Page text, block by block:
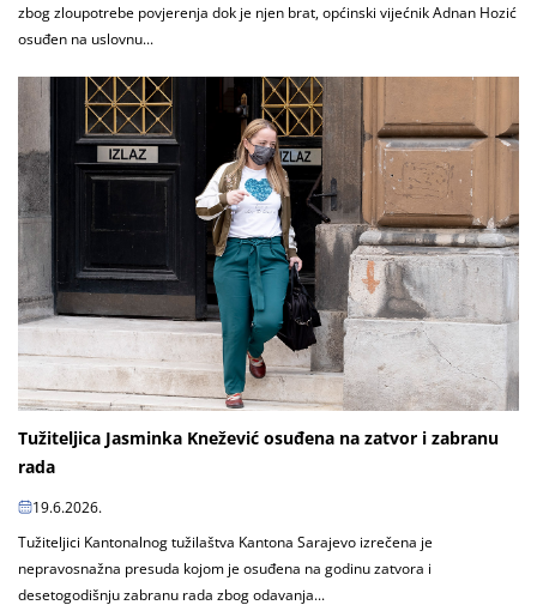
zbog zloupotrebe povjerenja dok je njen brat, općinski vijećnik Adnan Hozić
osuđen na uslovnu...
Tužiteljica Jasminka Knežević osuđena na zatvor i zabranu
rada
19.6.2026.
Tužiteljici Kantonalnog tužilaštva Kantona Sarajevo izrečena je
nepravosnažna presuda kojom je osuđena na godinu zatvora i
desetogodišnju zabranu rada zbog odavanja...